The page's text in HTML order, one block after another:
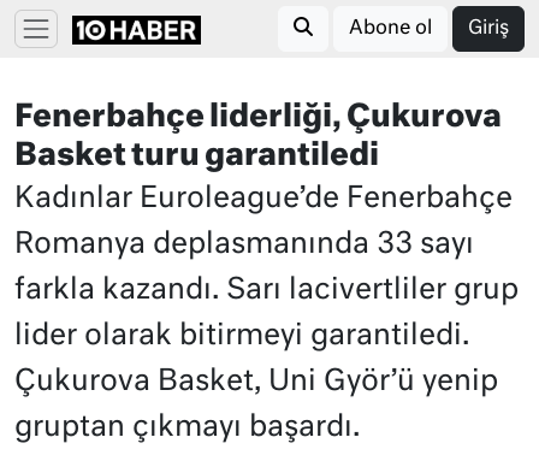
Abone ol Giriş
Fenerbahçe liderliği, Çukurova
Basket turu garantiledi
Kadınlar Euroleague’de Fenerbahçe
Romanya deplasmanında 33 sayı
farkla kazandı. Sarı lacivertliler grup
lider olarak bitirmeyi garantiledi.
Çukurova Basket, Uni Györ’ü yenip
gruptan çıkmayı başardı.